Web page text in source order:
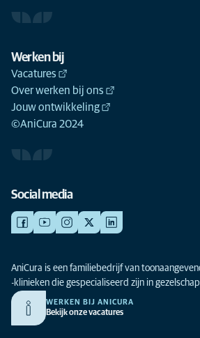
Werken bij
Vacatures
Over werken bij ons
Jouw ontwikkeling
©AniCura 2024
Social media
AniCura is een familiebedrijf van
-klinieken die gespecialiseerd zijn in
WERKEN BIJ ANICURA
Bekijk onze vacatures